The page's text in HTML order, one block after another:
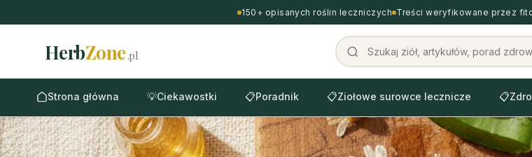
150+ opisanych roślin leczniczych Treści weryfikowane przez
HerbZone.pl
Strona główna 💡Ciekawostki 📋Poradnik 📋Ziołowe surowce lecznicze 📋